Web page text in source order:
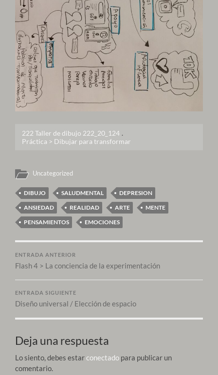
222 Taller de dibujo 222_20_124 .
Práctica > Dibujar para transformar
Uncategorized
DIBUJO SALUDMENTAL
DEPRESION
ANSIEDAD
REALIDAD ARTE
MENTE
PENSAMIENTOS
EMOCIONES
ENTRADA ANTERIOR
Flash 4 > La conciencia de la experimentación
ENTRADA SIGUIENTE
Diseño universal / Elección de espacio
Deja una respuesta
Lo siento, debes estarconectado para publicar un
comentario.